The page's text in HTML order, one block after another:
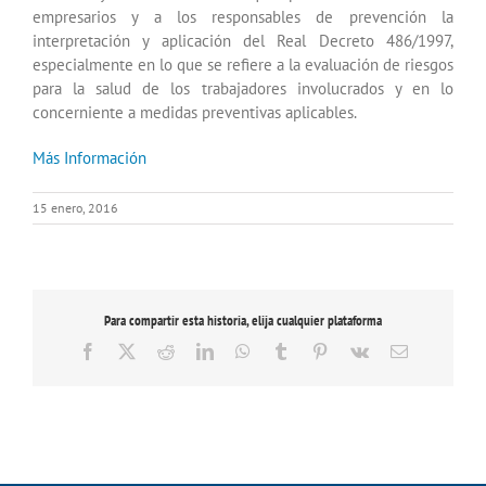
empresarios y a los responsables de prevención la
interpretación y aplicación del Real Decreto 486/1997,
especialmente en lo que se refiere a la evaluación de riesgos
para la salud de los trabajadores involucrados y en lo
concerniente a medidas preventivas aplicables.
Más Información
15 enero, 2016
Para compartir esta historia, elija cualquier plataforma
Facebook RedditLinkedInWhatsApp
Tumblr Pinterest
Vk
Correo